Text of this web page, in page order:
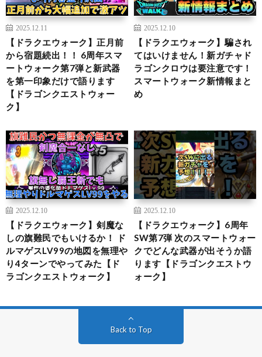
2025.12.11
【ドラクエウォーク】正月前
から宿題続出！！ 6周年スマ
ートウォーク第7弾と新武器
を第一印象だけで語ります
【ドラゴンクエストウォー
ク】
2025.12.10
【ドラクエウォーク】騙され
てはいけません！新ガチャド
ラゴンクロウは要注意です！
スマートウォーク新情報まと
め
2025.12.10
【ドラクエウォーク】剣魔な
しの旗難民でもいけるか！ ド
ルマゲスLV99の地図を無理や
り4ターンでやってみた【ド
ラゴンクエストウォーク】
2025.12.10
【ドラクエウォーク】6周年
SW第7弾 次のスマートウォー
クでどんな武器が出そうか語
ります【ドラゴンクエストウ
ォーク】
Back to Top